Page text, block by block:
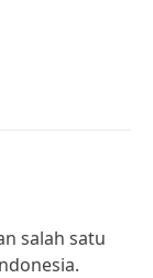
salah satu